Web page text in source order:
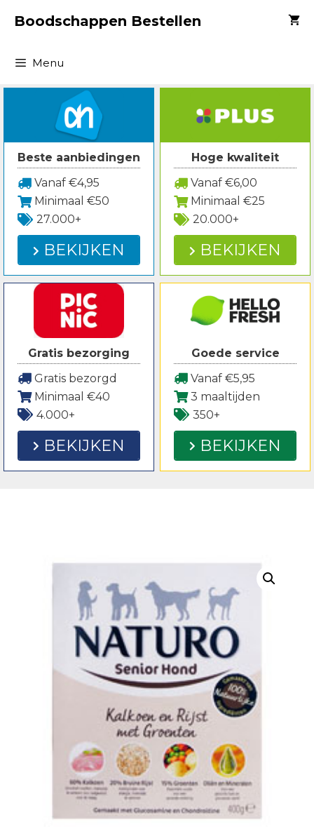
naarBoodschappen Bestellen
Menu
Beste aanbiedingen
Vanaf €4,95
Minimaal €50
27.000+
BEKIJKEN
Hoge kwaliteit
Vanaf €6,00
Minimaal €25
20.000+
BEKIJKEN
Gratis bezorging
Gratis bezorgd
Minimaal €40
4.000+
BEKIJKEN
Goede service
Vanaf €5,95
3 maaltijden
350+
BEKIJKEN